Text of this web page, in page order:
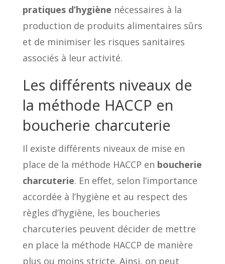
pratiques d’hygiène nécessaires à la
production de produits alimentaires sûrs
et de minimiser les risques sanitaires
associés à leur activité.
Les différents niveaux de
la méthode HACCP en
boucherie charcuterie
Il existe différents niveaux de mise en
place de la méthode HACCP en boucherie
charcuterie. En effet, selon l’importance
accordée à l’hygiène et au respect des
règles d’hygiène, les boucheries
charcuteries peuvent décider de mettre
en place la méthode HACCP de manière
plus ou moins stricte. Ainsi, on peut